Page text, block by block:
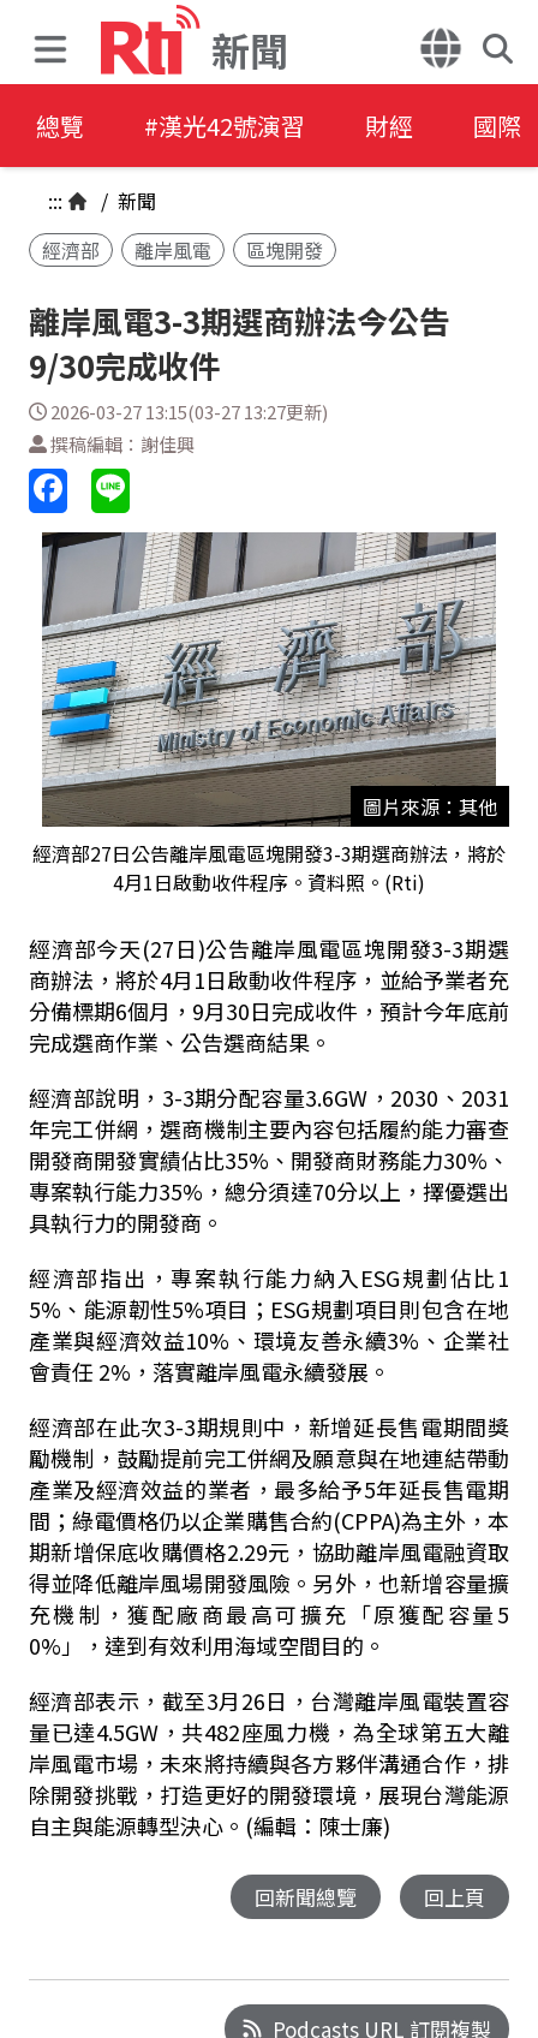
新聞
總覽 #漢光42號演習 財經 國際
::: / 新聞
經濟部
離岸風電 區塊開發
離岸風電3-3期選商辦法今公告
9/30完成收件
2026-03-27 13:15(03-27 13:27更新)
撰稿編輯：謝佳興
圖片來源：其他
經濟部27日公告離岸風電區塊開發3-3期選商辦法，將於
4月1日啟動收件程序。資料照。(Rti)
經濟部今天(27日)公告離岸風電區塊開發3-3期選
商辦法，將於4月1日啟動收件程序，並給予業者充
分備標期6個月，9月30日完成收件，預計今年底前
完成選商作業、公告選商結果。
經濟部說明，3-3期分配容量3.6GW，2030、2031
年完工併網，選商機制主要內容包括履約能力審查
開發商開發實績佔比35%、開發商財務能力30%、
專案執行能力35%，總分須達70分以上，擇優選出
具執行力的開發商。
經濟部指出，專案執行能力納入ESG規劃佔比1
5%、能源韌性5%項目；ESG規劃項目則包含在地
產業與經濟效益10%、環境友善永續3%、企業社
會責任 2%，落實離岸風電永續發展。
經濟部在此次3-3期規則中，新增延長售電期間獎
勵機制，鼓勵提前完工併網及願意與在地連結帶動
產業及經濟效益的業者，最多給予5年延長售電期
間；綠電價格仍以企業購售合約(CPPA)為主外，本
期新增保底收購價格2.29元，協助離岸風電融資取
得並降低離岸風場開發風險。另外，也新增容量擴
充機制，獲配廠商最高可擴充「原獲配容量5
0%」，達到有效利用海域空間目的。
經濟部表示，截至3月26日，台灣離岸風電裝置容
量已達4.5GW，共482座風力機，為全球第五大離
岸風電市場，未來將持續與各方夥伴溝通合作，排
除開發挑戰，打造更好的開發環境，展現台灣能源
自主與能源轉型決心。(編輯：陳士廉)
回新聞總覽 回上頁
Podcasts URL 訂閱複製